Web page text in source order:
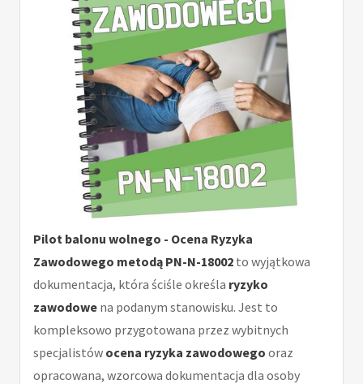
Pilot balonu wolnego - Ocena Ryzyka
Zawodowego metodą PN-N-18002 to wyjątkowa
dokumentacja, która ściśle określa ryzyko
zawodowe na podanym stanowisku. Jest to
kompleksowo przygotowana przez wybitnych
specjalistów ocena ryzyka zawodowego oraz
opracowana, wzorcowa dokumentacja dla osoby